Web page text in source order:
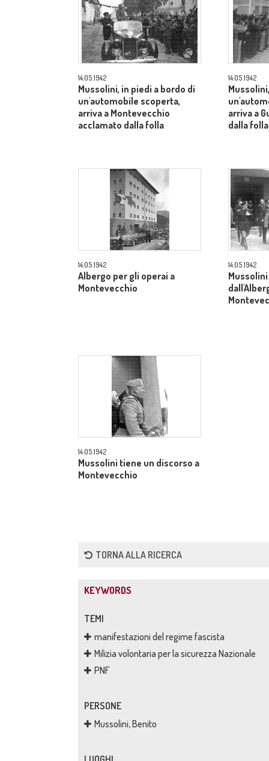
14.05.1942
Mussolini, in piedi a bordo di
un'automobile scoperta,
arriva a Montevecchio
acclamato dalla folla
14.05.1942
arriva a
dalla folla
14.05.1942
Albergo per gli operai a
Montevecchio
14.05.1942
14.05.1942
Mussolini tiene un discorso a
Montevecchio
TORNA ALLA RICERCA
KEYWORDS
TEMI
manifestazioni del regime fascista
Milizia volontaria per la sicurezza Nazionale
PNF
PERSONE
Mussolini, Benito